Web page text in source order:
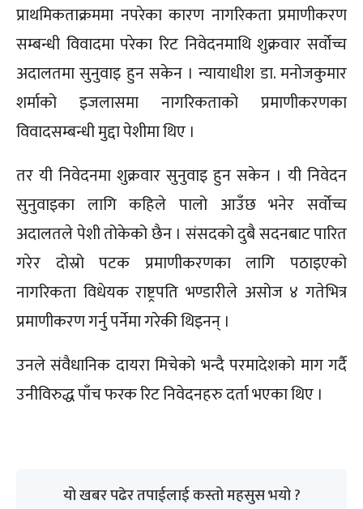
प्राथमिकताक्रममा नपरेका कारण नागरिकता प्रमाणीकरण
सम्बन्धी विवादमा परेका रिट निवेदनमाथि शुक्रवार सर्वोच्च
अदालतमा सुनुवाइ हुन सकेन । न्यायाधीश डा. मनोजकुमार
शर्माको इजलासमा नागरिकताको प्रमाणीकरणका
विवादसम्बन्धी मुद्दा पेशीमा थिए ।
तर यी निवेदनमा शुक्रवार सुनुवाइ हुन सकेन । यी निवेदन
सुनुवाइका लागि कहिले पालो आउँछ भनेर सर्वोच्च
अदालतले पेशी तोकेको छैन । संसदको दुबै सदनबाट पारित
गरेर दोस्रो पटक प्रमाणीकरणका लागि पठाइएको
नागरिकता विधेयक राष्ट्रपति भण्डारीले असोज ४ गतेभित्र
प्रमाणीकरण गर्नु पर्नेमा गरेकी थिइनन् ।
उनले संवैधानिक दायरा मिचेको भन्दै परमादेशको माग गर्दै
उनीविरुद्ध पाँच फरक रिट निवेदनहरु दर्ता भएका थिए ।
यो खबर पढेर तपाईलाई कस्तो महसुस भयो ?